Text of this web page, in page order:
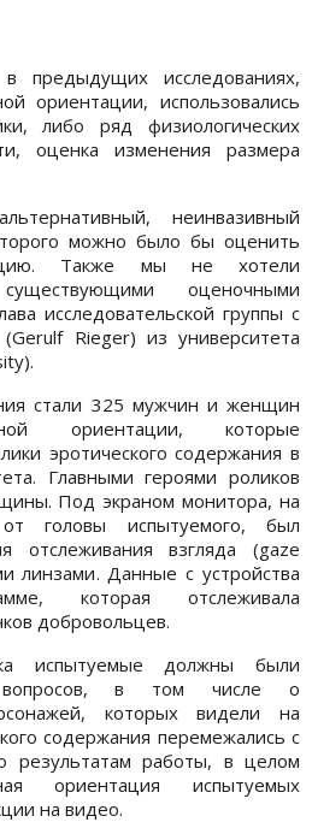
предыдущих исследованиях,
ориентации, использовались
либо ряд физиологических
оценка изменения размера
неинвазивный
можно было бы оценить
Также мы не хотели
оценочными
исследовательской группы с
Rieger) из университета
стали 325 мужчин и женщин
ориентации, которые
эротического содержания в
Главными героями роликов
Под экраном монитора, на
головы испытуемого, был
отслеживания взгляда (gaze
линзами. Данные с устройства
которая отслеживала
добровольцев.
испытуемые должны были
в том числе о
которых видели на
содержания перемежались с
результатам работы, в целом
ориентация испытуемых
на видео.